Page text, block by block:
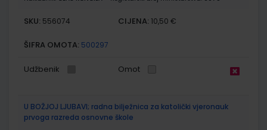
SKU: 556074 CIJENA: 10,50 €
ŠIFRA OMOTA: 500297
Udžbenik Omot
U BOŽJOJ LJUBAVI; radna bilježnica za katolički vjeronauk
prvoga razreda osnovne škole